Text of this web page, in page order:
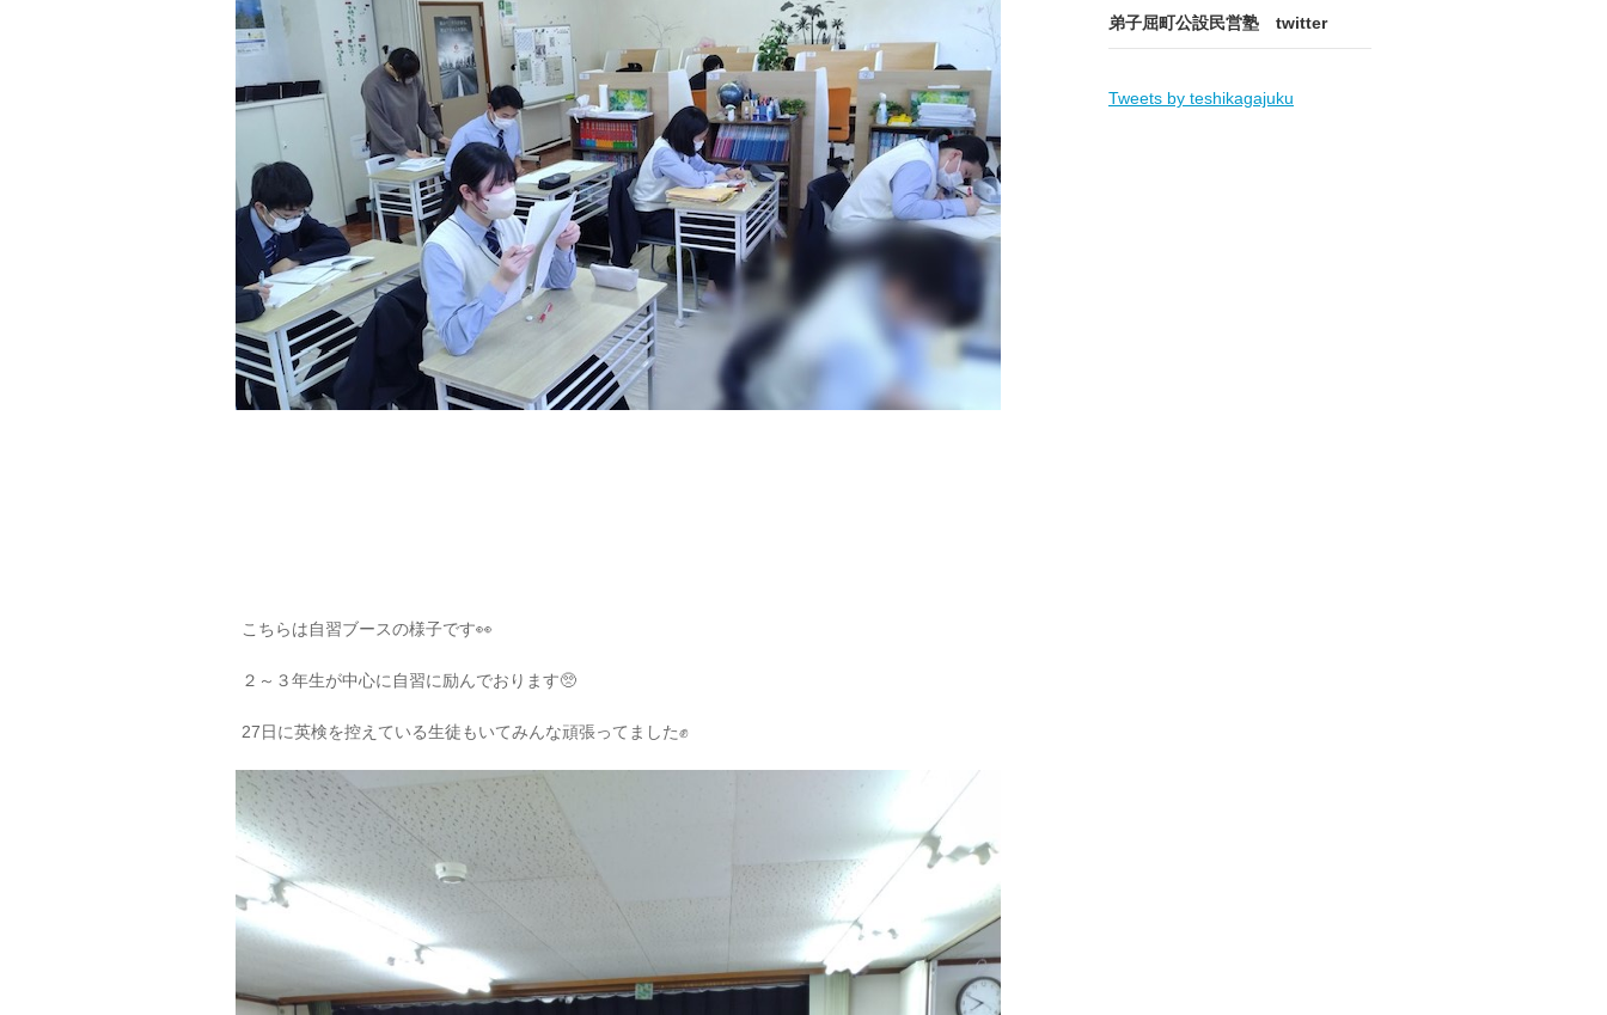
こちらは自習ブースの様子です👀
２～３年生が中心に自習に励んでおります🥺
27日に英検を控えている生徒もいてみんな頑張ってました✊
弟子屈町公設民営塾 twitter
Tweets by teshikagajuku